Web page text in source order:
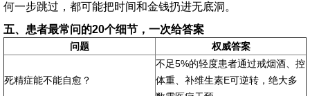
何一步跳过，都可能把时间和金钱扔进无底洞。
五、患者最常问的20个细节，一次给答案
问题 权威答案
死精症能不能自愈？
不足5%的轻度患者通过戒烟酒、控
体重、补维生素E可逆转，绝大多